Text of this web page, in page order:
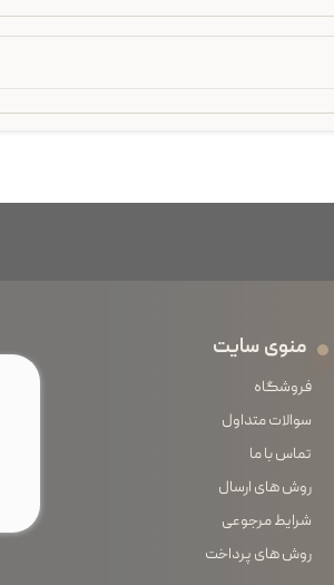
منوی سایت
فروشگاه
سوالات متداول
تماس با ما
روش های ارسال
شرایط مرجوعی
روش های پرداخت